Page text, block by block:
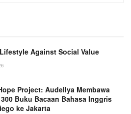
Against Social Value
Project: Audellya Membawa
Buku Bacaan Bahasa Inggris
ke Jakarta